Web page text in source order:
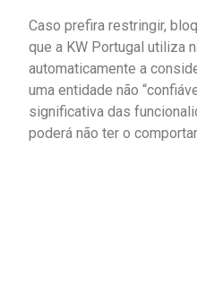
Caso prefira restringir,
que a KW Portugal utiliza
automaticamente a
uma entidade não
significativa das
poderá não ter o